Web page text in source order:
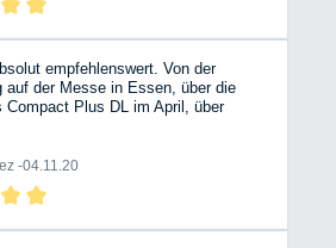
empfehlenswert. Von der
auf der Messe in Essen, über die
Compact Plus DL im April, über
mit unterschiedlichen
durchweg positiv waren und uns
gaben, die richtige Firma gewählt zu
-04.11.20